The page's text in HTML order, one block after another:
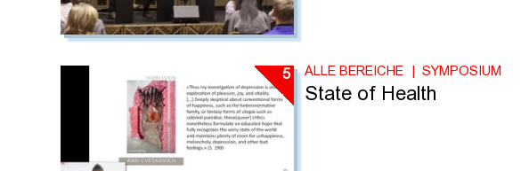
5 ALLE BEREICHE SYMPOSIUM
State of Health